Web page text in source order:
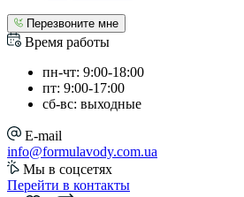
Перезвоните мне
Время работы
пн-чт: 9:00-18:00
пт: 9:00-17:00
сб-вс: выходные
E-mail
info@formulavody.com.ua
Мы в соцсетях
Перейти в контакты